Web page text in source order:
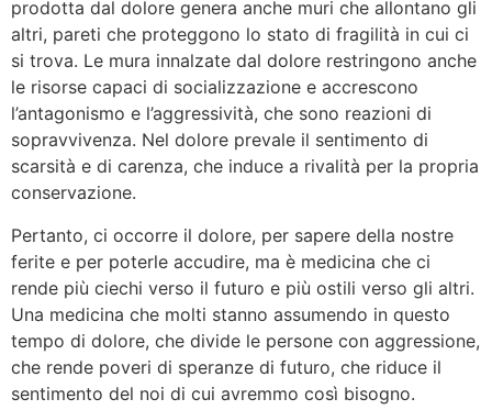
prodotta dal dolore genera anche muri che allontano gli
altri, pareti che proteggono lo stato di fragilità in cui ci
si trova. Le mura innalzate dal dolore restringono anche
le risorse capaci di socializzazione e accrescono
l’antagonismo e l’aggressività, che sono reazioni di
sopravvivenza. Nel dolore prevale il sentimento di
scarsità e di carenza, che induce a rivalità per la propria
conservazione.
Pertanto, ci occorre il dolore, per sapere della nostre
ferite e per poterle accudire, ma è medicina che ci
rende più ciechi verso il futuro e più ostili verso gli altri.
Una medicina che molti stanno assumendo in questo
tempo di dolore, che divide le persone con aggressione,
che rende poveri di speranze di futuro, che riduce il
sentimento del noi di cui avremmo così bisogno.